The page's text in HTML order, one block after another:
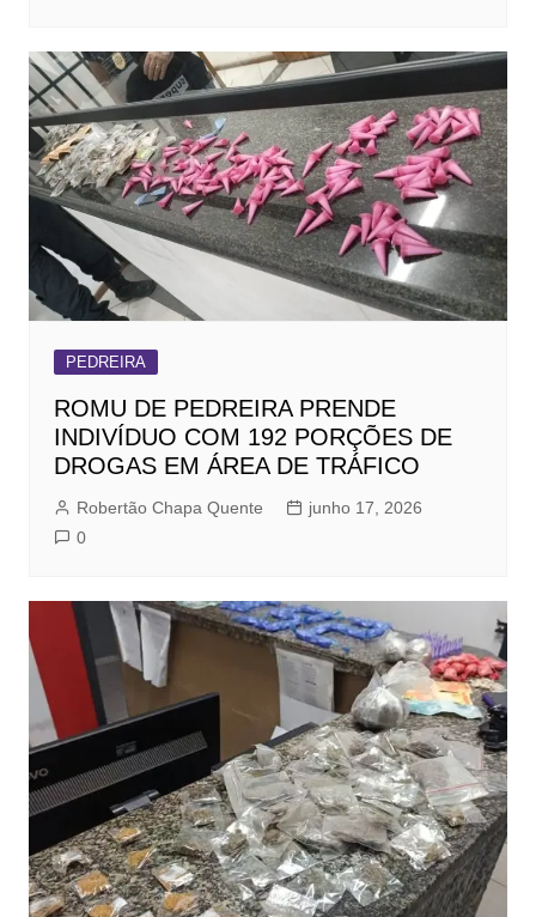
PEDREIRA
ROMU DE PEDREIRA PRENDE
INDIVÍDUO COM 192 PORÇÕES DE
DROGAS EM ÁREA DE TRÁFICO
Robertão Chapa Quente
junho 17, 2026
0